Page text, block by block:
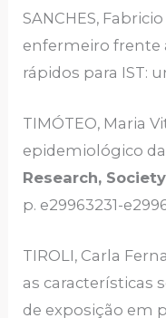
SANCHES,
enfermeiro frente
rápidos para IST:
TIMÓTEO, Maria
epidemiológico
Research,
p. e29963231-
TIROLI, Carla
as características
de exposição em